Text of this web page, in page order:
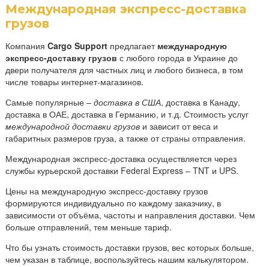
Международная экспресс-доставка
грузов
КомпанияCargo Support предлагает международную
экспресс-доставку грузов с любого города в Украине до
двери получателя для частных лиц и любого бизнеса, в том
числе товары интернет-магазинов.
Самые популярные –доставка в США, доставка в Канаду,
доставка в ОАЕ, доставка в Германию, и т.д. Стоимость услуг
международной доставки грузов и зависит от веса и
габаритных размеров груза, а также от страны отправления.
Международная экспресс-доставка осуществляется через
службы курьерской доставки Federal Express – TNT и UPS.
Цены на международную экспресс-доставку грузов
формируются индивидуально по каждому заказчику, в
зависимости от объёма, частоты и направления доставки. Чем
больше отправлений, тем меньше тариф.
Что бы узнать стоимость доставки грузов, вес которых больше,
чем указан в таблице, воспользуйтесь нашим калькулятором.